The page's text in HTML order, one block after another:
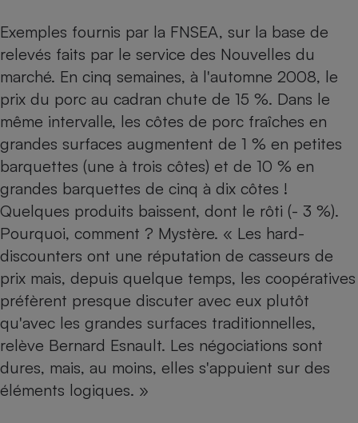
Exemples fournis par la FNSEA, sur la base de
relevés faits par le service des Nouvelles du
marché. En cinq semaines, à l'automne 2008, le
prix du porc au cadran chute de 15 %. Dans le
même intervalle, les côtes de porc fraîches en
grandes surfaces augmentent de 1 % en petites
barquettes (une à trois côtes) et de 10 % en
grandes barquettes de cinq à dix côtes !
Quelques produits baissent, dont le rôti (- 3 %).
Pourquoi, comment ? Mystère. « Les hard-
discounters ont une réputation de casseurs de
prix mais, depuis quelque temps, les coopératives
préfèrent presque discuter avec eux plutôt
qu'avec les grandes surfaces traditionnelles,
relève Bernard Esnault. Les négociations sont
dures, mais, au moins, elles s'appuient sur des
éléments logiques. »